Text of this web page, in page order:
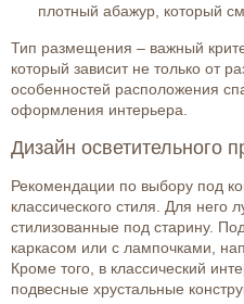
плотный абажур, который
Тип размещения – важный
который зависит не только от
особенностей расположения
оформления интерьера.
Дизайн осветительного
Рекомендации по выбору под
классического стиля. Для него
стилизованные под старину.
каркасом или с лампочками,
Кроме того, в классический
подвесные хрустальные